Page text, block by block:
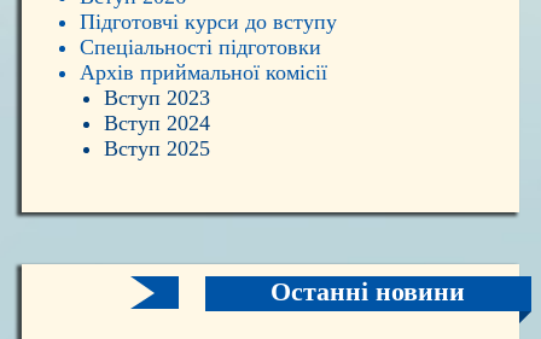
Підготовчі курси до вступу
Спеціальності підготовки
Архів приймальної комісії
Вступ 2023
Вступ 2024
Вступ 2025
Останні новини